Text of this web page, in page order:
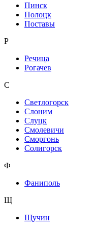
Пинск
Полоцк
Поставы
Р
Речица
Рогачев
С
Светлогорск
Слоним
Слуцк
Смолевичи
Сморгонь
Солигорск
Ф
Фаниполь
Щ
Щучин